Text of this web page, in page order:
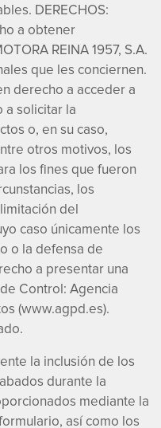
DERECHOS:
a obtener
REINA 1957, S.A.
que les conciernen.
derecho a acceder a
a solicitar la
o, en su caso,
otros motivos, los
los fines que fueron
los
del
caso únicamente los
o la defensa de
a presentar una
Control: Agencia
(www.agpd.es).
la inclusión de los
durante la
mediante la
así como los